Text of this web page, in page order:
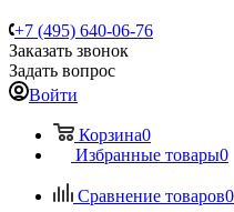
+7 (495) 640-06-76
Заказать звонок
Задать вопрос
Войти
Корзина0
Избранные товары0
Сравнение товаров0